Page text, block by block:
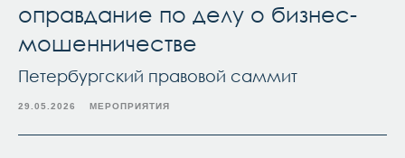
оправдание по делу о бизнес-
мошенничестве
Петербургский правовой саммит
29.05.2026 МЕРОПРИЯТИЯ